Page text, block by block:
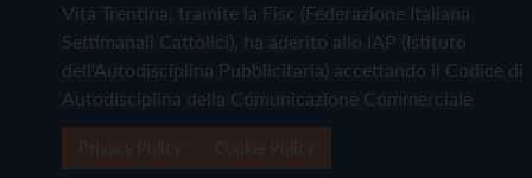
Vita Trentina, tramite la Fisc (Federazione Italiana
Settimanali Cattolici), ha aderito allo IAP (Istituto
dell'Autodisciplina Pubblicitaria) accettando il Codice di
Autodisciplina della Comunicazione Commerciale